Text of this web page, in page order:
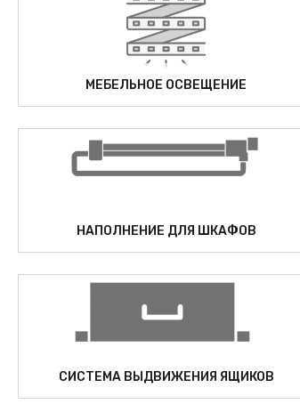
МЕБЕЛЬНОЕ ОСВЕЩЕНИЕ
НАПОЛНЕНИЕ ДЛЯ ШКАФОВ
СИСТЕМА ВЫДВИЖЕНИЯ ЯЩИКОВ